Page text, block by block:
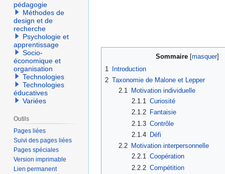
Sommaire
1
Introduction
2 Taxonomie de Malone et Lepper
2.1
Motivation individuelle
2.1.1
Curiosité
2.1.2 Fantaisie
2.1.3 Contrôle
2.1.4 Défi
2.2
Motivation interpersonnelle
2.2.1 Coopération
2.2.2 Compétition
pédagogie
Méthodes de
design et de
recherche
Psychologie et
apprentissage
Socio-
économique et
organisation
Technologies
Technologies
éducatives
Variées
Outils
Pages liées
Suivi des pages liées
Pages spéciales
Version imprimable
Lien permanent